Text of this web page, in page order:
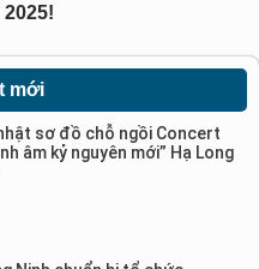
mới
sơ đồ chỗ ngồi Concert
âm kỷ nguyên mới” Hạ Long